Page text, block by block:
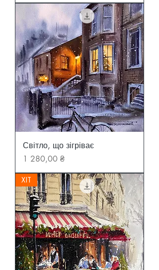
Світло, що зігріває
Ціна
1 280,00 ₴
ХІТ